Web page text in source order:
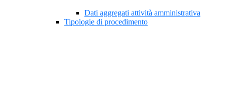
Dati aggregati attività amministrativa
Tipologie di procedimento